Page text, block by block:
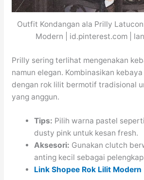
Outfit Kondangan ala Prilly
Modern | id.pinterest.com |
Prilly sering terlihat mengenakan
namun elegan. Kombinasikan
dengan rok lilit bermotif tradisional
yang anggun.
Tips: Pilih warna pastel
dusty pink untuk kesan fresh.
Aksesori: Gunakan clutch
anting kecil sebagai
Link Shopee Rok Lilit Modern